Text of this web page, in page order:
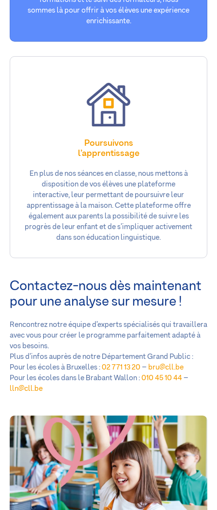
sommes là pour offrir à vos élèves une expérience
enrichissante.
Poursuivons
l’apprentissage
En plus de nos séances en classe, nous mettons à
disposition de vos élèves une plateforme
interactive, leur permettant de poursuivre leur
apprentissage à la maison. Cette plateforme offre
également aux parents la possibilité de suivre les
progrès de leur enfant et de s’impliquer activement
dans son éducation linguistique.
Contactez-nous dès maintenant
pour une analyse sur mesure !
Rencontrez notre équipe d’experts spécialisés qui travaillera
avec vous pour créer le programme parfaitement adapté à
vos besoins.
Plus d’infos auprès de notre Département Grand Public :
Pour les écoles à Bruxelles : 02 771 13 20 – bru@cll.be
Pour les écoles dans le Brabant Wallon : 010 45 10 44 –
lln@cll.be